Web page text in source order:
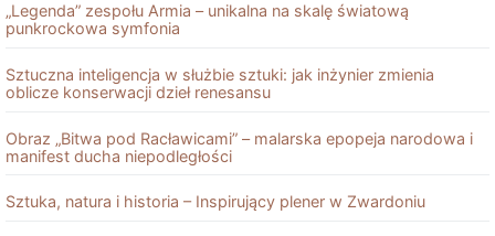
„Legenda” zespołu Armia – unikalna na skalę światową
punkrockowa symfonia
Sztuczna inteligencja w służbie sztuki: jak inżynier zmienia
oblicze konserwacji dzieł renesansu
Obraz „Bitwa pod Racławicami” – malarska epopeja narodowa i
manifest ducha niepodległości
Sztuka, natura i historia – Inspirujący plener w Zwardoniu